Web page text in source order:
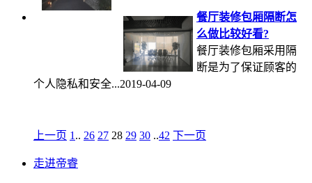
餐厅装修包厢隔断怎
么做比较好看?
餐厅装修包厢采用隔
断是为了保证顾客的
个人隐私和安全...2019-04-09
上一页 1 .. 26 27 28 29 30 ..42 下一页
走进帝睿